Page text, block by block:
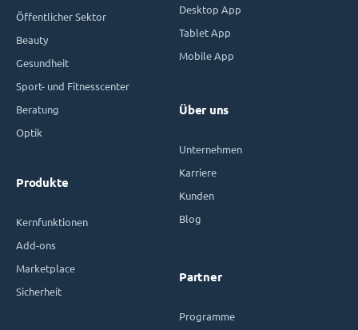
Öffentlicher Sektor
Beauty
Gesundheit
Sport- und Fitnesscenter
Beratung
Optik
Produkte
Kernfunktionen
Add-ons
Marketplace
Sicherheit
Desktop App
Tablet App
Mobile App
Über uns
Unternehmen
Karriere
Kunden
Blog
Partner
Programme